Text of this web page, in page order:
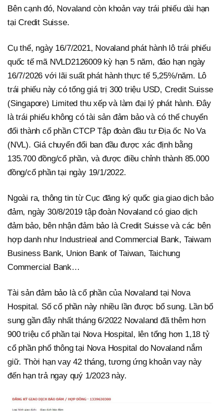
Bên cạnh đó, Novaland còn khoản vay trái phiếu dài hạn
tại Credit Suisse.
Cụ thể, ngày 16/7/2021, Novaland phát hành lô trái phiếu
quốc tế mã NVLD2126009 kỳ hạn 5 năm, đáo hạn ngày
16/7/2026 với lãi suất phát hành thực tế 5,25%/năm. Lô
trái phiếu này có tổng giá trị 300 triệu USD, Credit Suisse
(Singapore) Limited thu xếp và làm đại lý phát hành. Đây
là trái phiếu không có tài sản đảm bảo và có thể chuyển
đổi thành cổ phần CTCP Tập đoàn đầu tư Địa ốc No Va
(NVL). Giá chuyển đổi ban đầu được xác định bằng
135.700 đồng/cổ phần, và được điều chỉnh thành 85.000
đồng/cổ phần tại ngày 19/1/2022.
Ngoài ra, thông tin từ Cục đăng ký quốc gia giao dịch bảo
đảm, ngày 30/8/2019 tập đoàn Novaland có giao dịch
đảm bảo, bên nhận đảm bảo là Credit Suisse và các bên
hợp danh như Industrieal and Commercial Bank, Taiwam
Business Bank, Union Bank of Taiwan, Taichung
Commercial Bank…
Tài sản đảm bảo là cổ phần của Novaland tại Nova
Hospital. Số cổ phần này nhiều lần được bổ sung. Lần bổ
sung gần đây nhất tháng 6/2022 Novaland đã thêm hơn
900 triệu cổ phần tại Nova Hospital, lên tổng hơn 1,18 tỷ
cổ phần phổ thông tại Nova Hospital do Novaland nắm
giữ. Thời hạn vay 42 tháng, tương ứng khoản vay này
đến hạn trả ngay quý 1/2023 này.